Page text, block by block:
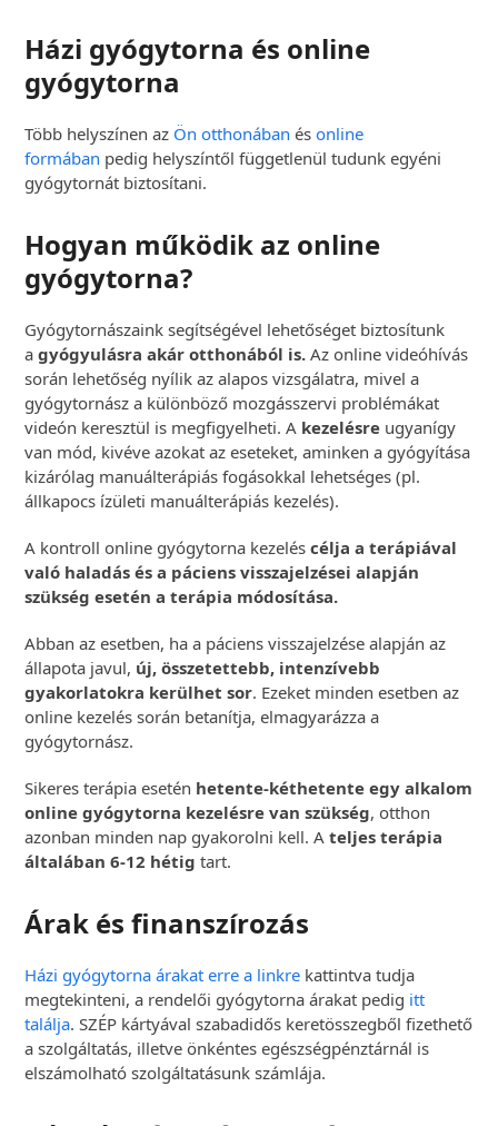
Házi gyógytorna és online
gyógytorna
Több helyszínen az Ön otthonában ésonline
formában pedig helyszíntől függetlenül tudunk egyéni
gyógytornát biztosítani.
Hogyan működik az online
gyógytorna?
Gyógytornászaink segítségével lehetőséget biztosítunk
agyógyulásra akár otthonából is.Az online videóhívás
során lehetőség nyílik az alapos vizsgálatra, mivel a
gyógytornász a különböző mozgásszervi problémákat
videón keresztül is megfigyelheti. A kezelésre ugyanígy
van mód, kivéve azokat az eseteket, aminken a gyógyítása
kizárólag manuálterápiás fogásokkal lehetséges (pl.
állkapocs ízületi manuálterápiás kezelés).
A kontroll online gyógytorna kezeléscélja a terápiával
való haladás és a páciens visszajelzései alapján
szükség esetén a terápia módosítása.
Abban az esetben, ha a páciens visszajelzése alapján az
állapota javul, új, összetettebb, intenzívebb
gyakorlatokra kerülhet sor. Ezeket minden esetben az
online kezelés során betanítja, elmagyarázza a
gyógytornász.
Sikeres terápia esetén hetente-kéthetente egy alkalom
online gyógytorna kezelésre van szükség, otthon
azonban minden nap gyakorolni kell. Ateljes terápia
általában 6-12 hétig tart.
Árak és finanszírozás
Házi gyógytorna árakat erre a linkre kattintva tudja
megtekinteni, a rendelői gyógytorna árakat pedig itt
találja. SZÉP kártyával szabadidős keretösszegből fizethető
a szolgáltatás, illetve önkéntes egészségpénztárnál is
elszámolható szolgáltatásunk számlája.